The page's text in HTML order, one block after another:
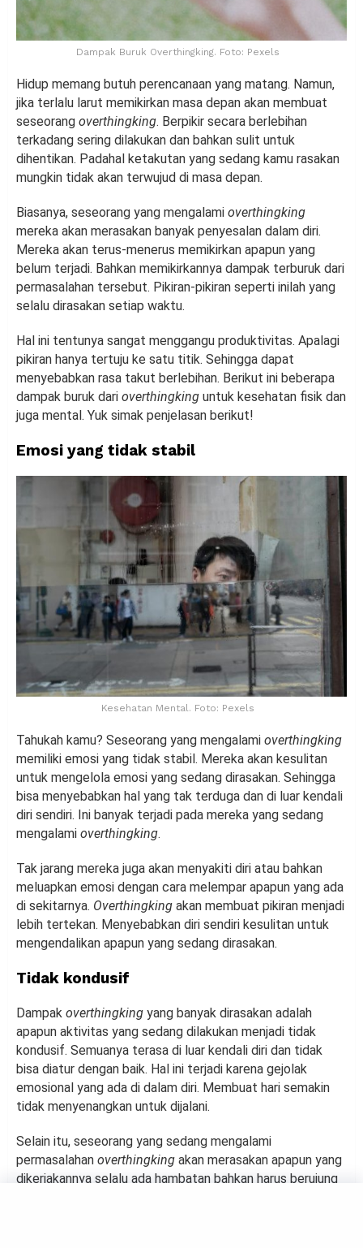
Dampak Buruk Overthingking. Foto: Pexels
Hidup memang butuh perencanaan yang matang. Namun,
jika terlalu larut memikirkan masa depan akan membuat
seseorang overthingking. Berpikir secara berlebihan
terkadang sering dilakukan dan bahkan sulit untuk
dihentikan. Padahal ketakutan yang sedang kamu rasakan
mungkin tidak akan terwujud di masa depan.
Biasanya, seseorang yang mengalami overthingking
mereka akan merasakan banyak penyesalan dalam diri.
Mereka akan terus-menerus memikirkan apapun yang
belum terjadi. Bahkan memikirkannya dampak terburuk dari
permasalahan tersebut. Pikiran-pikiran seperti inilah yang
selalu dirasakan setiap waktu.
Hal ini tentunya sangat menggangu produktivitas. Apalagi
pikiran hanya tertuju ke satu titik. Sehingga dapat
menyebabkan rasa takut berlebihan. Berikut ini beberapa
dampak buruk dari overthingking untuk kesehatan fisik dan
juga mental. Yuk simak penjelasan berikut!
Emosi yang tidak stabil
Kesehatan Mental. Foto: Pexels
Tahukah kamu? Seseorang yang mengalami overthingking
memiliki emosi yang tidak stabil. Mereka akan kesulitan
untuk mengelola emosi yang sedang dirasakan. Sehingga
bisa menyebabkan hal yang tak terduga dan di luar kendali
diri sendiri. Ini banyak terjadi pada mereka yang sedang
mengalami overthingking.
Tak jarang mereka juga akan menyakiti diri atau bahkan
meluapkan emosi dengan cara melempar apapun yang ada
di sekitarnya. Overthingking akan membuat pikiran menjadi
lebih tertekan. Menyebabkan diri sendiri kesulitan untuk
mengendalikan apapun yang sedang dirasakan.
Tidak kondusif
Dampak overthingking yang banyak dirasakan adalah
apapun aktivitas yang sedang dilakukan menjadi tidak
kondusif. Semuanya terasa di luar kendali diri dan tidak
bisa diatur dengan baik. Hal ini terjadi karena gejolak
emosional yang ada di dalam diri. Membuat hari semakin
tidak menyenangkan untuk dijalani.
Selain itu, seseorang yang sedang mengalami
permasalahan overthingking akan merasakan apapun yang
dikerjakannya selalu ada hambatan bahkan harus berujung